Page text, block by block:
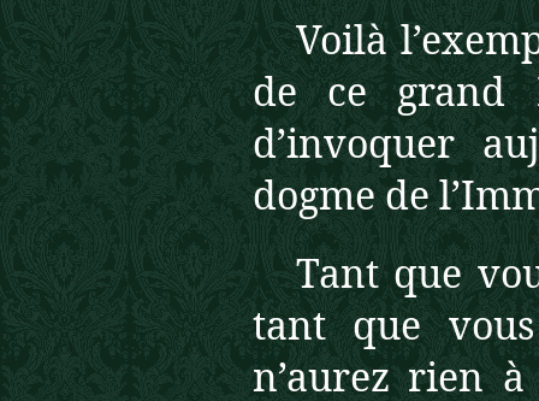
Voilà
de ce grand
d’invoquer
dogme de
Tant que
tant que
n’aurez rien